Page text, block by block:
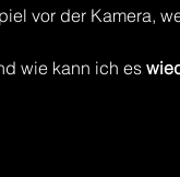
vor der Kamera,
wie kann ich es